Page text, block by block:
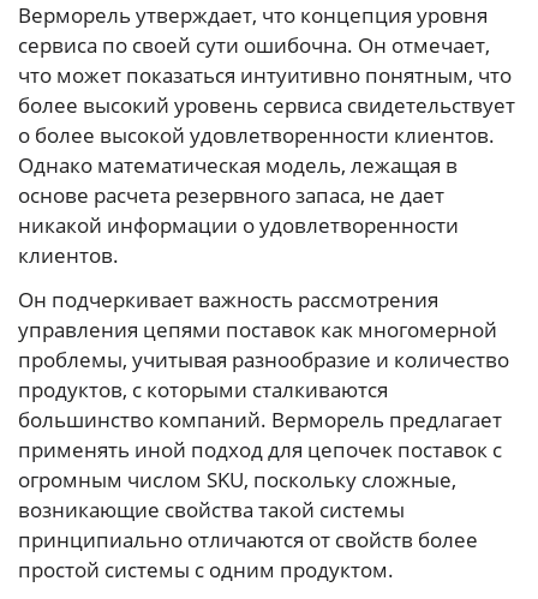
Верморель утверждает, что концепция уровня
сервиса по своей сути ошибочна. Он отмечает,
что может показаться интуитивно понятным, что
более высокий уровень сервиса свидетельствует
о более высокой удовлетворенности клиентов.
Однако математическая модель, лежащая в
основе расчета резервного запаса, не дает
никакой информации о удовлетворенности
клиентов.
Он подчеркивает важность рассмотрения
управления цепями поставок как многомерной
проблемы, учитывая разнообразие и количество
продуктов, с которыми сталкиваются
большинство компаний. Верморель предлагает
применять иной подход для цепочек поставок с
огромным числом SKU, поскольку сложные,
возникающие свойства такой системы
принципиально отличаются от свойств более
простой системы с одним продуктом.